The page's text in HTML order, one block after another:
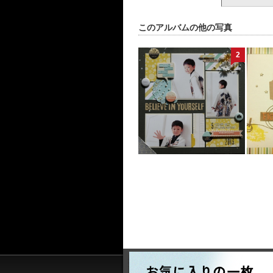
このアルバムの他の写真
2